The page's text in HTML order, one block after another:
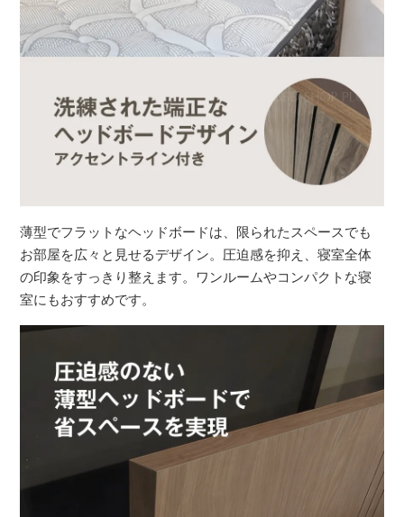
薄型でフラットなヘッドボードは、限られたスペースでも
お部屋を広々と見せるデザイン。圧迫感を抑え、寝室全体
の印象をすっきり整えます。ワンルームやコンパクトな寝
室にもおすすめです。